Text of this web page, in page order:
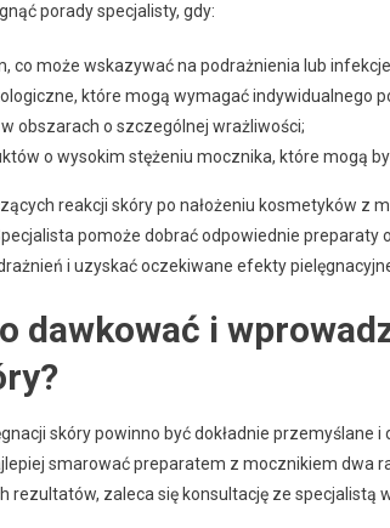
porady specjalisty, gdy:
co może wskazywać na podrażnienia lub
które mogą wymagać indywidualnego
obszarach o szczególnej wrażliwości;
o wysokim stężeniu mocznika, które mogą
reakcji skóry po nałożeniu kosmetyków z
pomoże dobrać odpowiednie preparaty
i uzyskać oczekiwane efekty
dawkować i
skóry powinno być dokładnie przemyślane
smarować preparatem z mocznikiem dwa
rezultatów, zaleca się konsultację ze specjalistą